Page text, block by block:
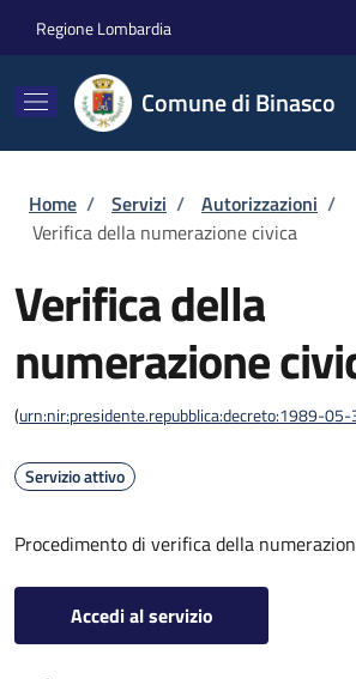
Regione Lombardia
Comune di Binasco
Briciole di pane
Home / Servizi / Autorizzazioni /
Verifica della numerazione civica
Verifica della
numerazione
(urn:nir:presidente.repubblica:decreto:1989-
Servizio attivo
Procedimento di verifica della
Accedi al servizio